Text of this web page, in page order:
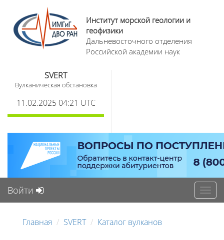
Институт морской геологии и
геофизики
Дальневосточного отделения
Российской академии наук
SVERT
Вулканическая обстановка
11.02.2025 04:21 UTC
Войти
Главная SVERT Каталог вулканов